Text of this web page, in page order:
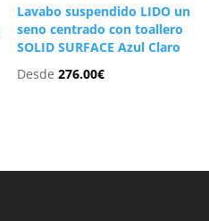
Lavabo suspendido LIDO un
seno centrado con toallero
SOLID SURFACE Azul Claro
Desde 276.00€